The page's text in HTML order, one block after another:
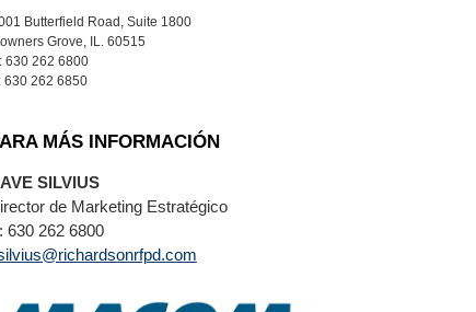
Butterfield Road, Suite 1800
Grove, IL. 60515
630 262 6800
630 262 6850
MÁS INFORMACIÓN
SILVIUS
de Marketing Estratégico
630 262 6800